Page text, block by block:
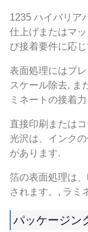
1235 ハイバリア
仕上げまたはマ
び接着要件に応じ
表面処理にはプ
スケール除去, ま
ミネートの接着
直接印刷または
光沢は、インク
があります.
箔の表面処理は
されます。, ラミ
パッケージン